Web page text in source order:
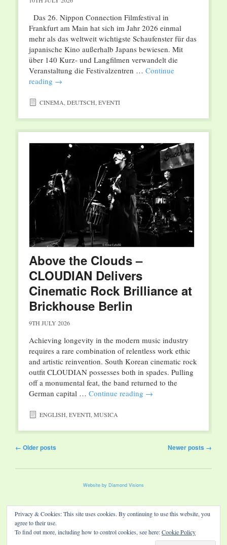
Das 26. Nippon Connection Filmfestival in
Frankfurt am Main hat sich im Jahr 2026 einmal
mehr als das weltweit wichtigste Schaufenster für das
japanische Kino außerhalb Japans bewiesen. Mit
über 140 Kurz- und Langfilmen verwandelt die
Veranstaltung die Festivalzentren … Continue
reading →
CINEMA DEUTSCH EVENTI
Above the Clouds –
CLOUDIAN Delivers
Cinematic Rock Brilliance at
Brickhouse Berlin
9TH JULY 2026
Achieving longevity in the modern music industry
requires a rare combination of relentless work ethic
and artistic reinvention. South Korean cinematic rock
outfit CLOUDIAN possesses both in spades. Pulling
off a monumental feat, the band returned to the
German capital … Continue reading →
ENGLISH,EVENTI,MUSICA
Post navigation
← Older posts Newer posts →
Website by Diamond Visions
Privacy & Cookies: This site uses cookies. By continuing to use this website, you
agree to their use.
To find out more, including how to control cookies, see here:Cookie Policy